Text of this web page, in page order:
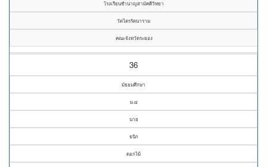
โรงเรียนชำนาญสามัคคีวิทยา
วัดไตรรัตนาราม
คณะจังหวัดระยอง
36
มัธยมศึกษา
ม.๔
นาย
ธนิก
ดอกไม้